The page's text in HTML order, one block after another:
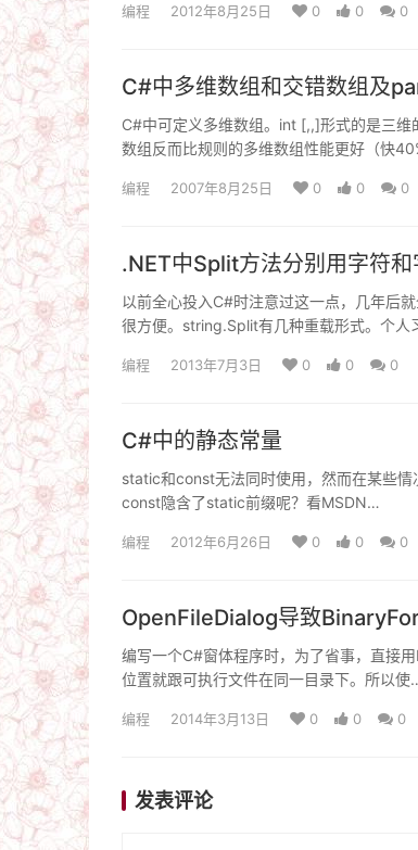
编程 2012年8月25日 0 0 0
C#中多维数组和交错数组及
C#中可定义多维数组。int [,,]形式的是三
数组反而比规则的多维数组性能更好（快
编程 2007年8月25日 0 0 0
.NET中Split方法分别用字符
以前全心投入C#时注意过这一点，几年后
很方便。string.Split有几种重载形式。个人
编程 2013年7月3日 0 0 0
C#中的静态常量
static和const无法同时使用，然而在某些
const隐含了static前缀呢？看MSDN…
编程 2012年6月26日 0 0 0
OpenFileDialog导致
编写一个C#窗体程序时，为了省事，直接
位置就跟可执行文件在同一目录下。所以使
编程 2014年3月13日 0 0 0
发表评论